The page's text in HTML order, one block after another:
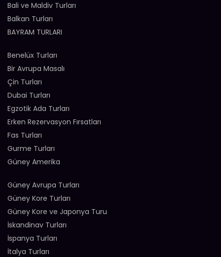
Bali ve Maldiv Turları
Balkan Turları
BAYRAM TURLARI
Benelüx Turları
Bir Avrupa Masalı
Çin Turları
Dubai Turları
Egzotik Ada Turları
Erken Rezervasyon Fırsatları
Fas Turları
Gurme Turları
Güney Amerika
Güney Avrupa Turları
Güney Kore Turları
Güney Kore ve Japonya Turu
İskandinav Turları
İspanya Turları
İtalya Turları